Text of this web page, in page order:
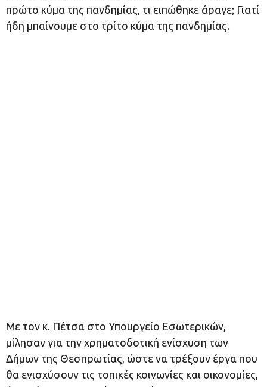
πρώτο κύμα της πανδημίας, τι ειπώθηκε άραγε; Γιατί
ήδη μπαίνουμε στο τρίτο κύμα της πανδημίας.
Με τον κ. Πέτσα στο Υπουργείο Εσωτερικών,
μίλησαν για την χρηματοδοτική ενίσχυση των
Δήμων της Θεσπρωτίας, ώστε να τρέξουν έργα που
θα ενισχύσουν τις τοπικές κοινωνίες και οικονομίες,